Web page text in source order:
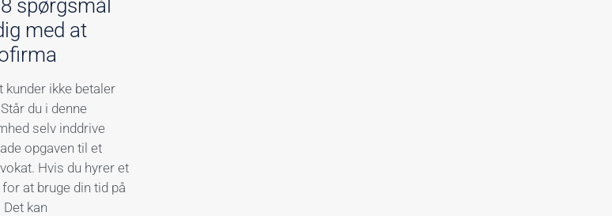
spørgsmål
med at
kunder ikke betaler
du i denne
selv inddrive
opgaven til et
Hvis du hyrer et
at bruge din tid på
kan